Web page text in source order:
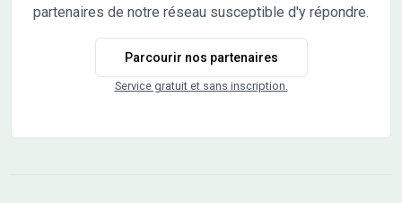
programme comprend seulement 16 appartements, du
T2 au T4, répartis dans un bâtiment conforme à la
réglementation environnementale RE 2020, garantissant
confort, performance énergétique et respect de
soignées : sols, murs et plafonds. Vous n’avez plus qu’à
partenaires de notre réseau susceptible d'y répondre.
Parcourir nos partenaires
Service gratuit et sans inscription.